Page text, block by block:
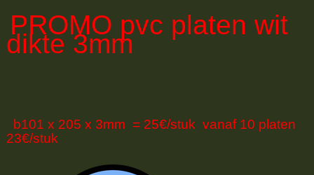
PROMO pvc platen wit
dikte 3mm
b101 x 205 x 3mm = 25€/stuk vanaf 10 platen
23€/stuk